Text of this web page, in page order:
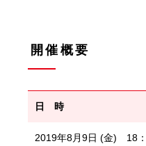
開催概要
日 時
2019年8月9日 (金) 18